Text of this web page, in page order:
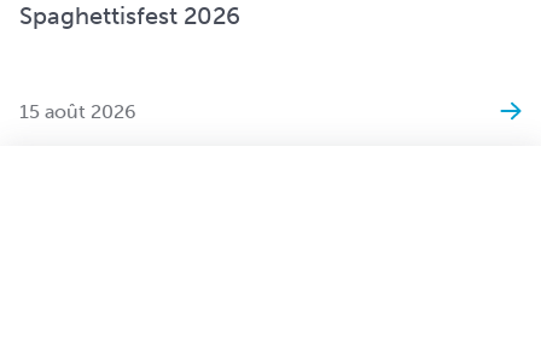
Spaghettisfest 2026
15 août 2026